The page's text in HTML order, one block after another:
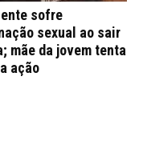
sofre
sexual ao sair
mãe da jovem tenta
ação